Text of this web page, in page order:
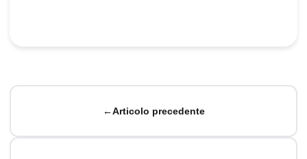
←Articolo precedente